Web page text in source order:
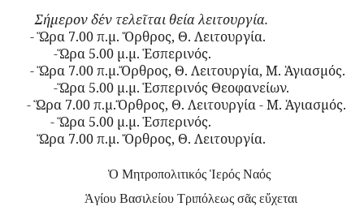
Σήμερον δέν τελεῖται θεία λειτουργία.
- Ὥρα 7.00 π.μ. Ὄρθρος, Θ. Λειτουργία.
-Ὥρα 5.00 μ.μ. Ἑσπερινός.
- Ὥρα 7.00 π.μ.Ὄρθρος, Θ. Λειτουργία, Μ. Ἁγιασμός.
-Ὥρα 5.00 μ.μ. Ἑσπερινός Θεοφανείων.
- Ὥρα 7.00 π.μ.Ὄρθρος, Θ. Λειτουργία - Μ. Ἁγιασμός.
- Ὥρα 5.00 μ.μ. Ἑσπερινός.
Ὥρα 7.00 π.μ. Ὄρθρος, Θ. Λειτουργία.
Ὁ Μητροπολιτικός Ἱερός Ναός
Ἁγίου Βασιλείου Τριπόλεως σᾶς εὔχεται